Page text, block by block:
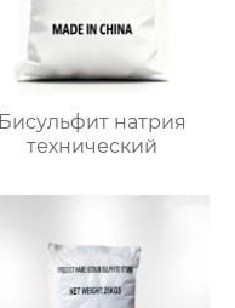
Бисульфит натрия
технический